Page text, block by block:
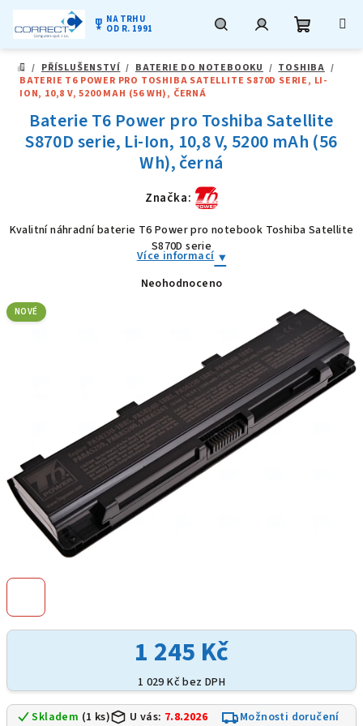
obsah
military_tech NA TRHU
OD R. 1991
DOMŮ
/ PŘÍSLUŠENSTVÍ / BATERIE DO NOTEBOOKU / TOSHIBA /
BATERIE T6 POWER PRO TOSHIBA SATELLITE S870D SERIE, LI-
ION, 10,8 V, 5200 MAH (56 WH), ČERNÁ
1 245 Kč
1 029 Kč bez DPH
Skladem (1 ks) U vás: 7.8.2026
Možnosti doručení
Baterie T6 Power pro Toshiba Satellite
S870D serie, Li-Ion, 10,8 V, 5200 mAh (56
Wh), černá
Značka:
Kvalitní náhradní baterie T6 Power pro notebook Toshiba Satellite
S870D serie
Více informací
Průměrné
Neohodnoceno
NOVÉ